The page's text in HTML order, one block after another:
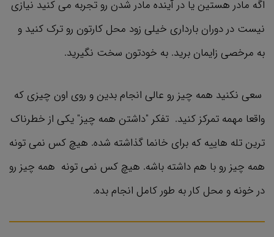
اگه مادر هستین یا در آینده مادر شدن رو تجربه می کنید نیازی
نیست در دوران بارداری خیلی زود محل کارتون رو ترک کنید و
به مرخصی زایمان برید. به خودتون سخت نگیرید.
سعی نکنید همه چیز رو عالی انجام بدین و روی اون چیزی که
واقعا مهمه تمرکز کنید. تفکر "داشتن همه چیز" یکی از خطرناک
ترین تله هاییه که برای خانما گذاشته شده. هیچ کس نمی تونه
همه چیز رو با هم داشته باشه. هیچ کس نمی تونه همه چیز رو
در خونه و محل کار به طور کامل انجام بده.